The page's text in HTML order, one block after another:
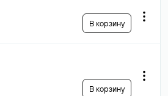
В корзину
В корзину